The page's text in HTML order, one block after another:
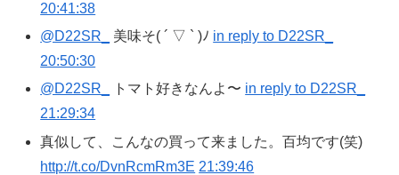
20:41:38
@D22SR_
美味そ( ´ ▽ ` )ﾉ in reply to D22SR_
20:50:30
@D22SR_
トマト好きなんよ〜 in reply to D22SR_
21:29:34
真似して、こんなの買って来ました。百均です(笑)
http://t.co/DvnRcmRm3E 21:39:46